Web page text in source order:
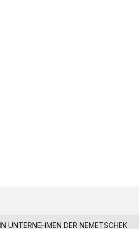
UNTERNEHMEN DERNEMETSCHEK